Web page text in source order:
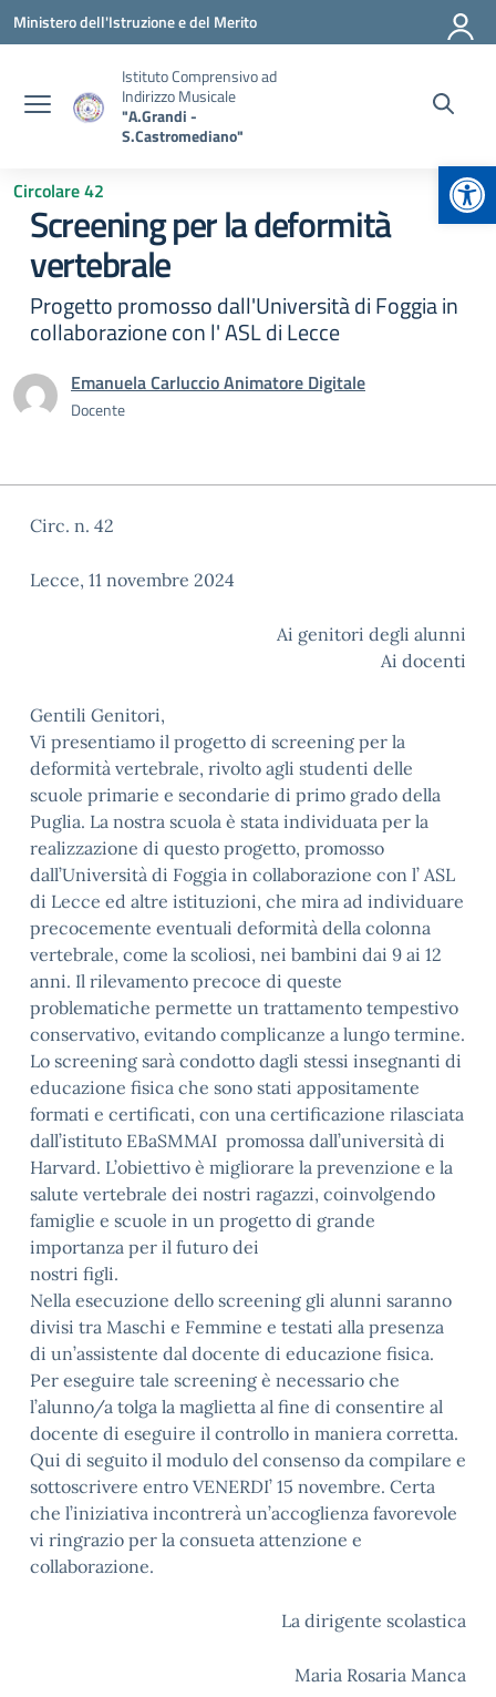
Vai ai contenuti
Vai al menu di navigazione
Vai al footer
Ministero dell'Istruzione e del Merito
Istituto Comprensivo ad
Indirizzo Musicale
"A.Grandi -
S.Castromediano"
Circolare 42
Screening per la deformità
vertebrale
Progetto promosso dall'Università di Foggia in
collaborazione con l' ASL di Lecce
Emanuela Carluccio Animatore Digitale
Docente
Circ. n. 42
Lecce, 11 novembre 2024
Ai genitori degli alunni
Ai docenti
Gentili Genitori,
Vi presentiamo il progetto di screening per la
deformità vertebrale, rivolto agli studenti delle
scuole primarie e secondarie di primo grado della
Puglia. La nostra scuola è stata individuata per la
realizzazione di questo progetto, promosso
dall’Università di Foggia in collaborazione con l’ ASL
di Lecce ed altre istituzioni, che mira ad individuare
precocemente eventuali deformità della colonna
vertebrale, come la scoliosi, nei bambini dai 9 ai 12
anni. Il rilevamento precoce di queste
problematiche permette un trattamento tempestivo
conservativo, evitando complicanze a lungo termine.
Lo screening sarà condotto dagli stessi insegnanti di
educazione fisica che sono stati appositamente
formati e certificati, con una certificazione rilasciata
dall’istituto EBaSMMAI promossa dall’università di
Harvard. L’obiettivo è migliorare la prevenzione e la
salute vertebrale dei nostri ragazzi, coinvolgendo
famiglie e scuole in un progetto di grande
importanza per il futuro dei
nostri figli.
Nella esecuzione dello screening gli alunni saranno
divisi tra Maschi e Femmine e testati alla presenza
di un’assistente dal docente di educazione fisica.
Per eseguire tale screening è necessario che
l’alunno/a tolga la maglietta al fine di consentire al
docente di eseguire il controllo in maniera corretta.
Qui di seguito il modulo del consenso da compilare e
sottoscrivere entro VENERDI’ 15 novembre. Certa
che l’iniziativa incontrerà un’accoglienza favorevole
vi ringrazio per la consueta attenzione e
collaborazione.
La dirigente scolastica
Maria Rosaria Manca